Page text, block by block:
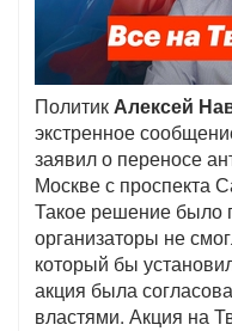
ПолитикАлексей
экстренное
заявил о переносе
Москве с проспекта
Такое решение было
организаторы не
который бы
акция была
властями. Акция на